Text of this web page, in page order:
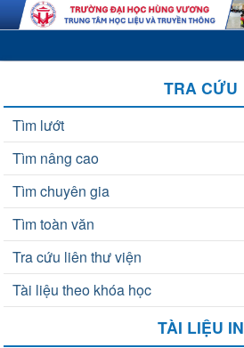
TRA CỨU
Tìm lướt
Tìm nâng cao
Tìm chuyên gia
Tìm toàn văn
Tra cứu liên thư viện
Tài liệu theo khóa học
TÀI LIỆU IN